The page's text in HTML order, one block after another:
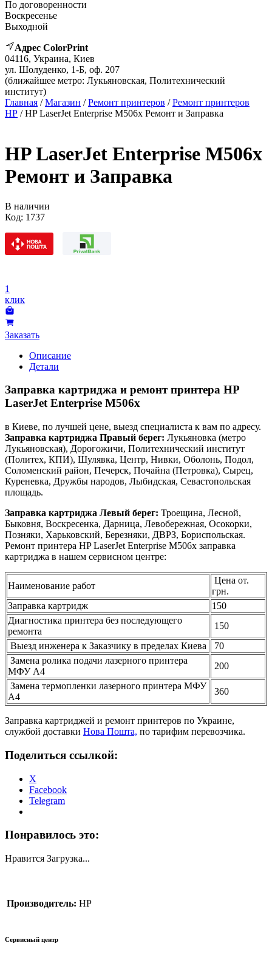
По договоренности
Воскресенье
Выходной
Адрес ColorPrint
04116, Украина, Киев
ул. Шолуденко, 1-Б, оф. 207
(ближайшее метро: Лукьяновская, Политехнический
институт)
Главная /Магазин /Ремонт принтеров /Ремонт принтеров
HP / HP LaserJet Enterprise M506x Ремонт и Заправка
HP LaserJet Enterprise M506x
Ремонт и Заправка
В наличии
Код: 1737
1
клик
Заказать
Описание
Детали
Заправка картриджа и ремонт принтера HP
LaserJet Enterprise M506x
в Киеве, по лучшей цене, выезд специалиста к вам по адресу.
Заправка картриджа Правый берег: Лукьяновка (метро
Лукьяновская), Дорогожичи, Политехнический институт
(Политех, КПИ), Шулявка, Центр, Нивки, Оболонь, Подол,
Соломенский район, Печерск, Почайна (Петровка), Сырец,
Куреневка, Дружбы народов, Лыбидская, Севастопольская
площадь.
Заправка картриджа Левый берег: Троещина, Лесной,
Быковня, Воскресенка, Дарница, Левобережная, Осокорки,
Позняки, Харьковский, Березняки, ДВРЗ, Бориспольская.
Ремонт принтера HP LaserJet Enterprise M506x заправка
картриджа в нашем сервисном центре:
Наименование работ
Цена от.
грн.
Заправка картридж
150
Диагностика принтера без последующего
ремонта
150
Выезд инженера к Заказчику в пределах Киева
70
Замена ролика подачи лазерного принтера
МФУ А4
200
Замена термопленки лазерного принтера МФУ
А4
360
Заправка картриджей и ремонт принтеров по Украине,
службой доставки Нова Пошта, по тарифим перевозчика.
Поделиться ссылкой:
X
Facebook
Telegram
Понравилось это:
Нравится Загрузка...
Производитель: HP
Сервисный центр